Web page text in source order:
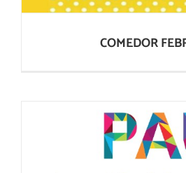
COMEDOR
PRUEBA DE ACCESO A
(PAU) –